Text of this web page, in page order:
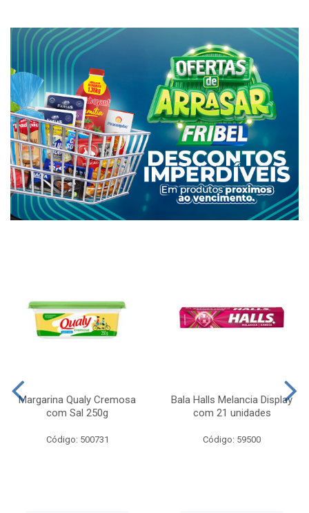
Margarina Qualy Cremosa
com Sal 250g
Código: 500731
Bala Halls Melancia Display
com 21 unidades
Código: 59500